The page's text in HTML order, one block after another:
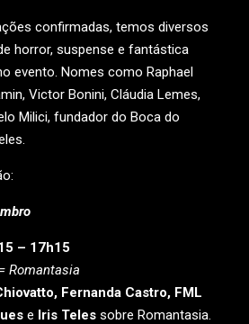
confirmadas, temos diversos
horror, suspense e fantástica
evento. Nomes como Raphael
Victor Bonini, Cláudia Lemes,
Milici, fundador do Boca do
– 17h15
Romantasia
Fernanda Castro, FML
e Iris Teles sobre Romantasia.